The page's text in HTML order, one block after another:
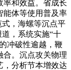
率和效益。省成长
能体等使用普及率
，海螺等沉点平
，系统实施“十
冲破性逾越，鞭
合。沉点攻关物理
，分析节本增效达